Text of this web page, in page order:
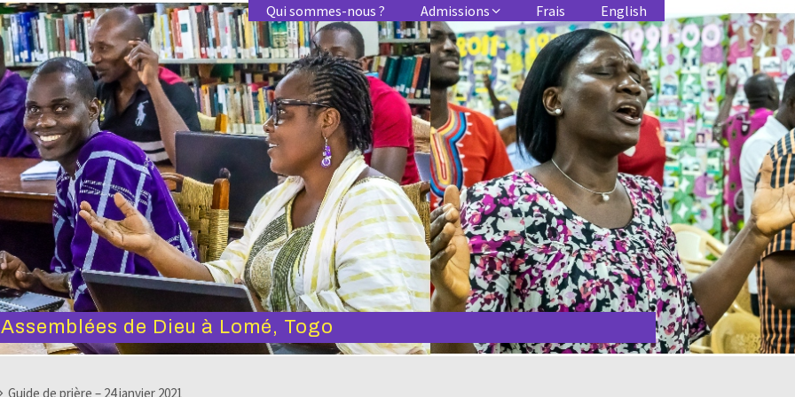
Qui sommes-nous ? Admissions Frais English
de Dieu à Lomé, Togo
Guide de prière – 24 janvier 2021